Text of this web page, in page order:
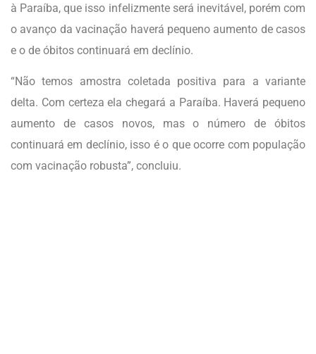
à Paraíba, que isso infelizmente será inevitável, porém com
o avanço da vacinação haverá pequeno aumento de casos
e o de óbitos continuará em declínio.
“Não temos amostra coletada positiva para a variante
delta. Com certeza ela chegará a Paraíba. Haverá pequeno
aumento de casos novos, mas o número de óbitos
continuará em declínio, isso é o que ocorre com população
com vacinação robusta”, concluiu.